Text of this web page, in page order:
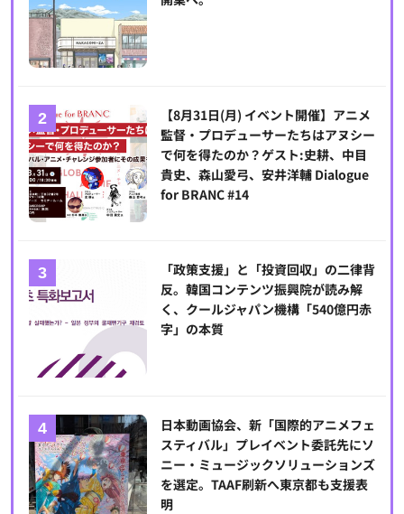
【8月31日(月) イベント開催】アニメ
監督・プロデューサーたちはアヌシー
で何を得たのか？ゲスト:史耕、中目
貴史、森山愛弓、安井洋輔 Dialogue
for BRANC #14
「政策支援」と「投資回収」の二律背
反。韓国コンテンツ振興院が読み解
く、クールジャパン機構「540億円赤
字」の本質
日本動画協会、新「国際的アニメフェ
スティバル」プレイベント委託先にソ
ニー・ミュージックソリューションズ
を選定。TAAF刷新へ東京都も支援表
明